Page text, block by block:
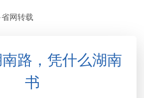
省网转载
路，凭什么湖南
书